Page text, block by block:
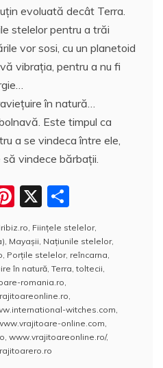
evoluată decât Terra.
stelelor pentru a trăi
vor sosi, cu un planetoid
vibraţia, pentru a nu fi
în natură…
Este timpul ca
a se vindeca între ele,
vindece bărbaţii.
Pi
nt
er
e
st
X
a
rt
aj
a
z
ă
Fiinţele stelelor,
Mayaşii Naţiunile stelelor,
Porţile stelelor, reîncarna
în natură Terra ,toltecii
romania.ro
witches.com
online.com
www.vrajitoareonline.ro/,